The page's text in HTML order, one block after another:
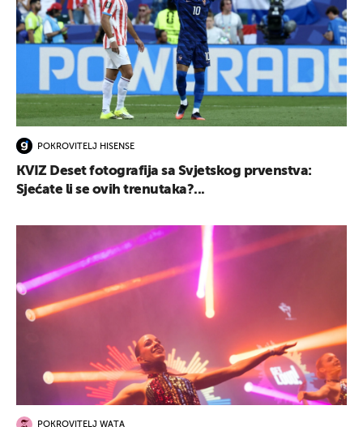
POKROVITELJ HISENSE
KVIZ Deset fotografija sa Svjetskog prvenstva:
Sjećate li se ovih trenutaka?...